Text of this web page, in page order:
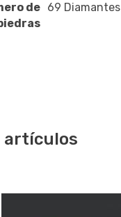
de 69 Diamantes
artículos